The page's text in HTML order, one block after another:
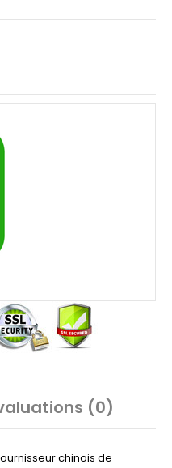
(0)
chinois de